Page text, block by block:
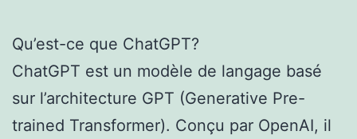
Qu’est-ce que ChatGPT?
ChatGPT est un modèle de langage basé
sur l’architecture GPT (Generative Pre-
trained Transformer). Conçu par OpenAI, il